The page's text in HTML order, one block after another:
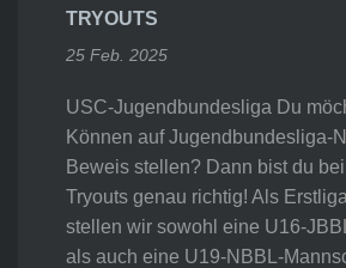
TRYOUTS
25 Feb. 2025
USC-Jugendbundesliga Du
Können auf Jugendbundesliga-
Beweis stellen? Dann bist du
Tryouts genau richtig! Als
stellen wir sowohl eine U16-
als auch eine U19-NBBL-